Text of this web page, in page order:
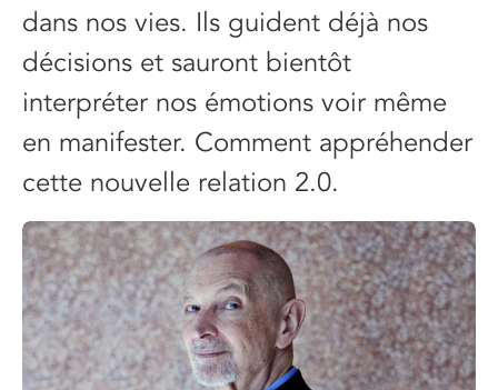
dans nos vies. Ils guident déjà nos
décisions et sauront bientôt
interpréter nos émotions voir même
en manifester. Comment appréhender
cette nouvelle relation 2.0.